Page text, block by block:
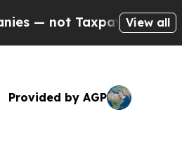
— the Chance to
View all
Provided by AGP